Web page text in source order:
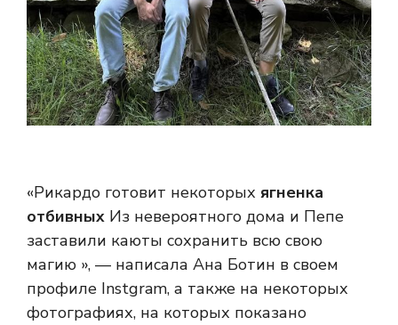
«Рикардо готовит некоторых ягненка
отбивных Из невероятного дома и Пепе
заставили каюты сохранить всю свою
магию », — написала Ана Ботин в своем
профиле Instgram, а также на некоторых
фотографиях, на которых показано